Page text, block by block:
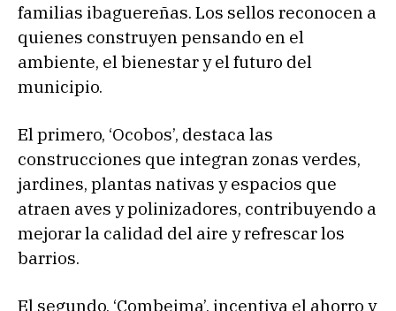
familias ibaguereñas. Los sellos reconocen a
quienes construyen pensando en el
ambiente, el bienestar y el futuro del
municipio.
El primero, ‘Ocobos’, destaca las
construcciones que integran zonas verdes,
jardines, plantas nativas y espacios que
atraen aves y polinizadores, contribuyendo a
mejorar la calidad del aire y refrescar los
barrios.
El segundo, ‘Combeima’, incentiva el ahorro y